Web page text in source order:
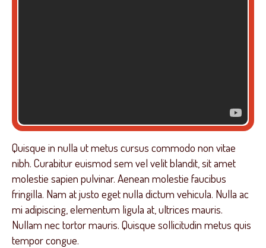
Quisque in nulla ut metus cursus commodo non vitae
nibh. Curabitur euismod sem vel velit blandit, sit amet
molestie sapien pulvinar. Aenean molestie faucibus
fringilla. Nam at justo eget nulla dictum vehicula. Nulla ac
mi adipiscing, elementum ligula at, ultrices mauris.
Nullam nec tortor mauris. Quisque sollicitudin metus quis
tempor congue.